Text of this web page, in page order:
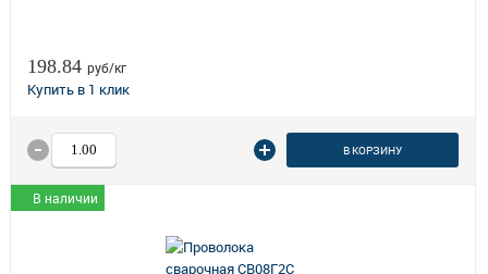
198.84 руб/кг
В КОРЗИНУ
В наличии